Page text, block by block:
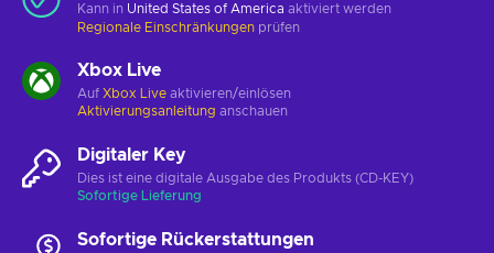
Kann in United States of America aktiviert werden
Regionale Einschränkungen prüfen
Xbox Live
Auf Xbox Live aktivieren/einlösen
Aktivierungsanleitung anschauen
Digitaler Key
Dies ist eine digitale Ausgabe des Produkts (CD-KEY)
Sofortige Lieferung
Sofortige Rückerstattungen